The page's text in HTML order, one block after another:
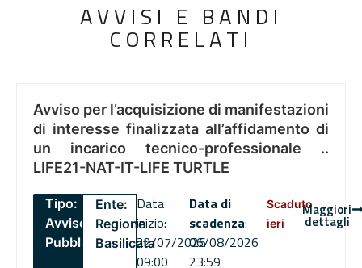
AVVISI E BANDI
CORRELATI
Avviso per l’acquisizione di manifestazioni
di interesse finalizzata all’affidamento di
un incarico tecnico-professionale ..
LIFE21-NAT-IT-LIFE TURTLE
Tipo:
Avviso
Pubblico
Ente:
Regione
Basilicata
Data
inizio:
22/07/2026
09:00
Data di
scadenza:
06/08/2026
23:59
Scaduto
ieri
Maggiori
dettagli